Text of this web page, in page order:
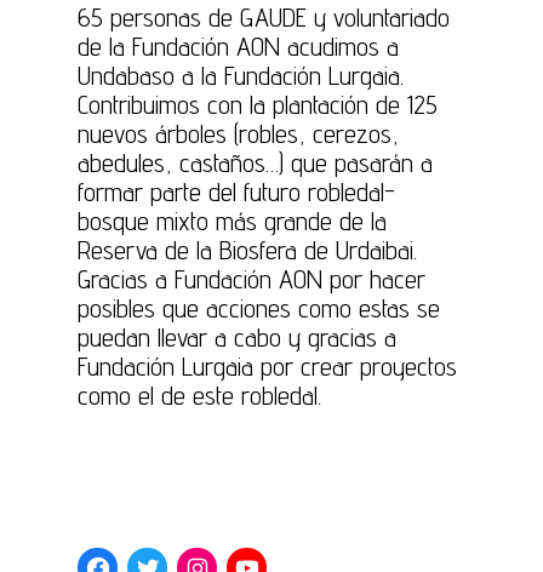
65 personas de GAUDE y voluntariado
de la Fundación AON acudimos a
Undabaso a la Fundación Lurgaia.
Contribuimos con la plantación de 125
nuevos árboles (robles, cerezos,
abedules, castaños…) que pasarán a
formar parte del futuro robledal-
bosque mixto más grande de la
Reserva de la Biosfera de Urdaibai.
Gracias a Fundación AON por hacer
posibles que acciones como estas se
puedan llevar a cabo y gracias a
Fundación Lurgaia por crear proyectos
como el de este robledal.